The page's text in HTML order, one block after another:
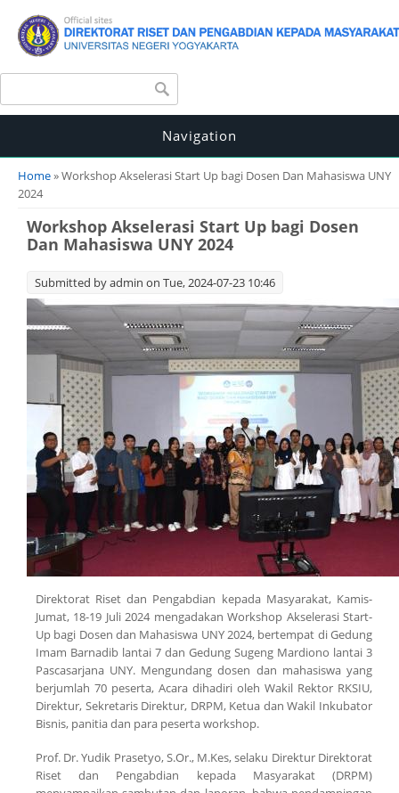
Search form
Navigation
You are here
Home» Workshop Akselerasi Start Up bagi Dosen Dan Mahasiswa UNY
2024
Workshop Akselerasi Start Up bagi Dosen
Dan Mahasiswa UNY 2024
Submitted byadmin on Tue, 2024-07-23 10:46
Direktorat Riset dan Pengabdian kepada Masyarakat, Kamis-
Jumat, 18-19 Juli 2024 mengadakan Workshop Akselerasi Start-
Up bagi Dosen dan Mahasiswa UNY 2024, bertempat di Gedung
Imam Barnadib lantai 7 dan Gedung Sugeng Mardiono lantai 3
Pascasarjana UNY. Mengundang dosen dan mahasiswa yang
berjumlah 70 peserta, Acara dihadiri oleh Wakil Rektor RKSIU,
Direktur, Sekretaris Direktur, DRPM, Ketua dan Wakil Inkubator
Bisnis, panitia dan para peserta workshop.
Prof. Dr. Yudik Prasetyo, S.Or., M.Kes, selaku Direktur Direktorat
Riset dan Pengabdian kepada Masyarakat (DRPM)